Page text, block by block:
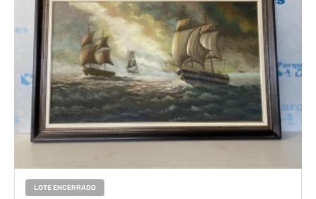
LOTE ENCERRADO